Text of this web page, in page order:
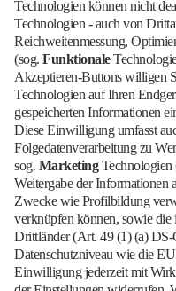
Updates
Kontakt
Impressum
Erklärung zur